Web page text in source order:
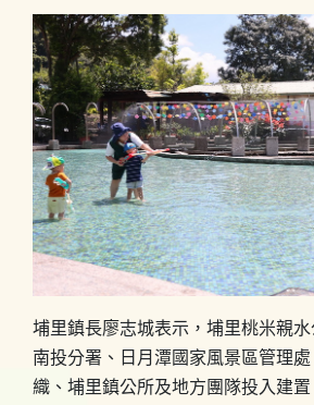
埔里鎮長廖志城表示，埔里桃米親
南投分署、日月潭國家風景區管理
織、埔里鎮公所及地方團隊投入建